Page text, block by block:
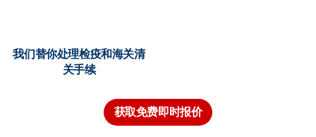
我们替你处理检疫和海关清
关手续
获取免费即时报价